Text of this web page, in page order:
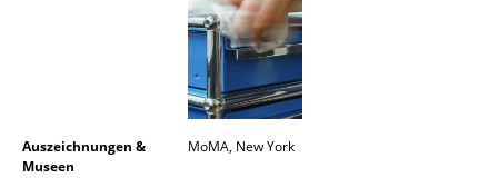
Vorhänge
Auszeichnungen &
Museen
MoMA, New York